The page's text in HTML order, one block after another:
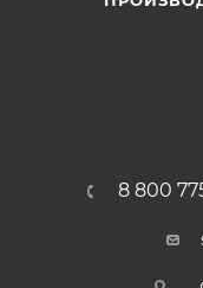
8 800